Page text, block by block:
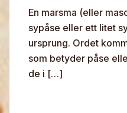
En marsma (eller
sypåse eller ett litet
ursprung. Ordet
som betyder påse
de i […]